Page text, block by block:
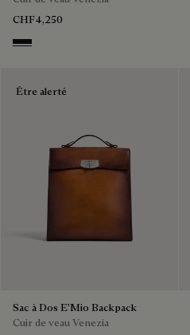
CHF4,250
NERO GRIGIO
Être alerté
Sac à Dos E'Mio Backpack
Cuir de veau Venezia